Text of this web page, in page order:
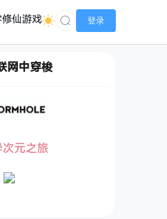
仙游戏 登录
网中穿梭
次元之旅